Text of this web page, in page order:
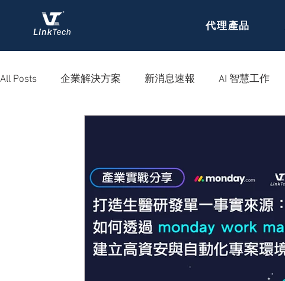
代理產品
All Posts 企業解決方案 新消息速報 AI 智慧工作